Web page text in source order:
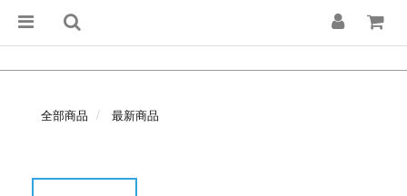
全部商品 最新商品